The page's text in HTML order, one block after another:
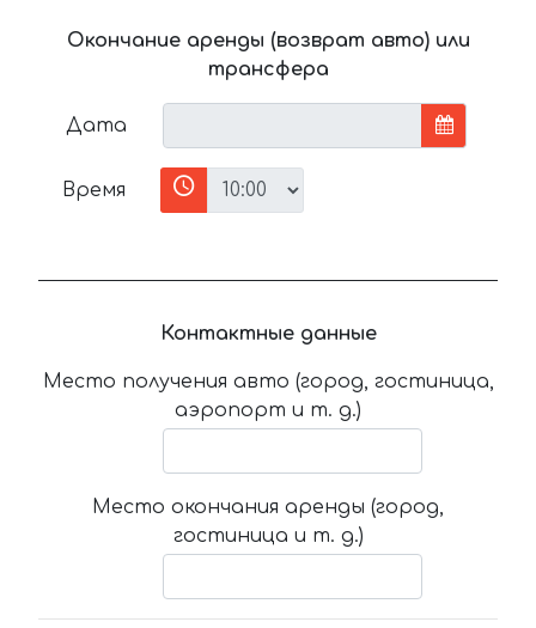
Окончание аренды (возврат авто) или
трансфера
Дата
Время
Контактные данные
Место получения авто (город, гостиница,
аэропорт и т. д.)
Место окончания аренды (город,
гостиница и т. д.)